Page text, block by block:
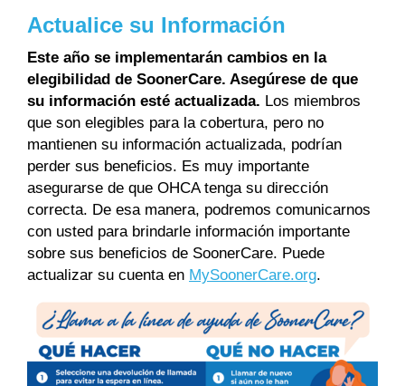
Actualice su Información
Este año se implementarán cambios en la
elegibilidad de SoonerCare. Asegúrese de que
su información esté actualizada. Los miembros
que son elegibles para la cobertura, pero no
mantienen su información actualizada, podrían
perder sus beneficios. Es muy importante
asegurarse de que OHCA tenga su dirección
correcta. De esa manera, podremos comunicarnos
con usted para brindarle información importante
sobre sus beneficios de SoonerCare. Puede
actualizar su cuenta en MySoonerCare.org.